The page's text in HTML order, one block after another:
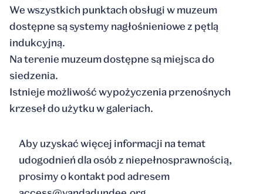
We wszystkich punktach obsługi w muzeum
dostępne są systemy nagłośnieniowe z pętlą
indukcyjną.
Na terenie muzeum dostępne są miejsca do
siedzenia.
Istnieje możliwość wypożyczenia przenośnych
krzeseł do użytku w galeriach.
Aby uzyskać więcej informacji na temat
udogodnień dla osób z niepełnosprawnością,
prosimy o kontakt pod adresem